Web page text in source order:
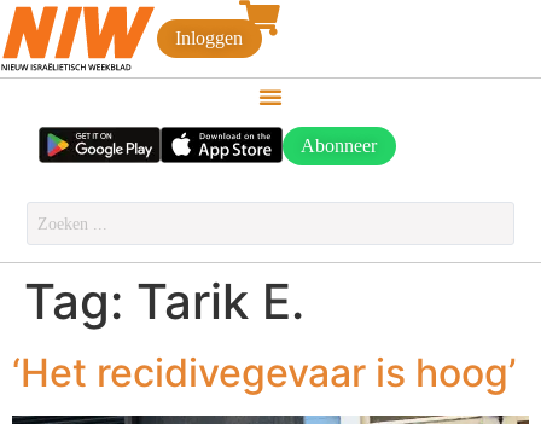
Inloggen
Abonneer
Tag: Tarik E.
‘Het recidivegevaar is hoog’